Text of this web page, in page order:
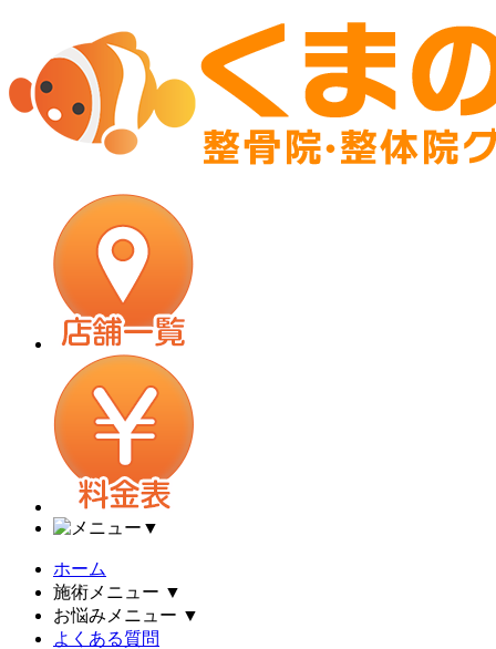
▼
ホーム
施術メニュー ▼
お悩みメニュー ▼
よくある質問